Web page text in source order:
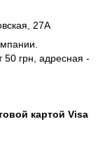
27А
50 грн, адресная -
картой Visa